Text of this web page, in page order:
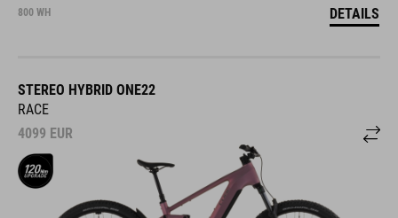
800 WH DETAILS
STEREO HYBRID ONE22
RACE
4099 EUR